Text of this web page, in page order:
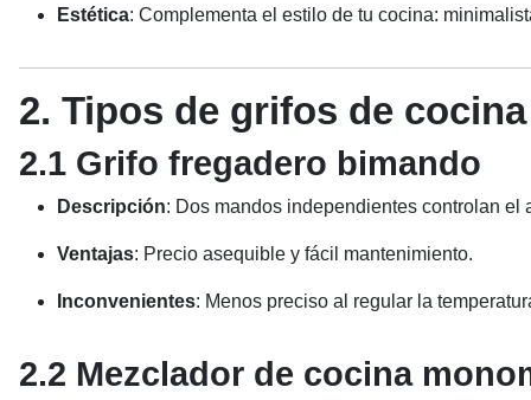
Estética: Complementa el estilo de tu cocina:
2. Tipos de grifos de cocina
2.1 Grifo fregadero bimando
Descripción: Dos mandos independientes controlan el
Ventajas: Precio asequible y fácil mantenimiento.
Inconvenientes: Menos preciso al regular la
2.2 Mezclador de cocina